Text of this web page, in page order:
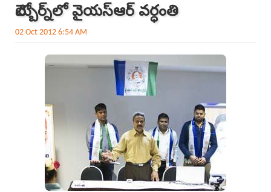
మెల్బోర్న్‌లో వైయస్‌ఆర్‌ వర్ధంతి
02 Oct 2012 6:54 AM